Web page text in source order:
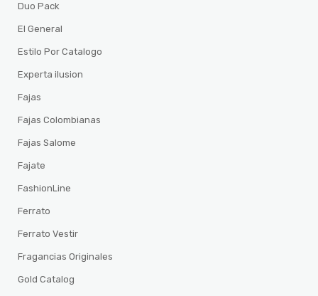
Duo Pack
El General
Estilo Por Catalogo
Experta ilusion
Fajas
Fajas Colombianas
Fajas Salome
Fajate
FashionLine
Ferrato
Ferrato Vestir
Fragancias Originales
Gold Catalog